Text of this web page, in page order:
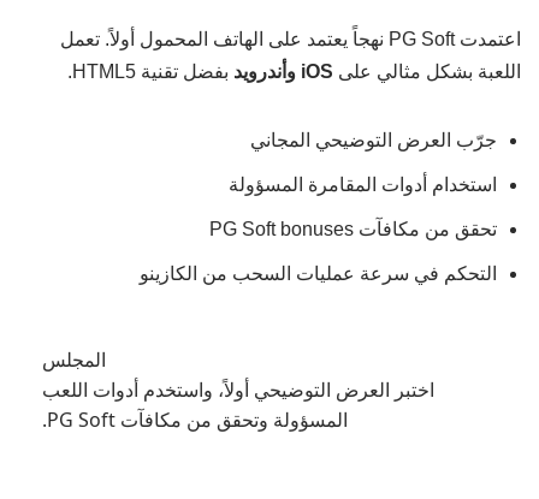
اعتمدت PG Soft نهجاً يعتمد على الهاتف المحمول أولاً. تعمل
اللعبة بشكل مثالي على iOS وأندرويد بفضل تقنية HTML5.
جرّب العرض التوضيحي المجاني
استخدام أدوات المقامرة المسؤولة
تحقق من مكافآت PG Soft bonuses
التحكم في سرعة عمليات السحب من الكازينو
المجلس
اختبر العرض التوضيحي أولاً، واستخدم أدوات اللعب
المسؤولة وتحقق من مكافآت PG Soft.